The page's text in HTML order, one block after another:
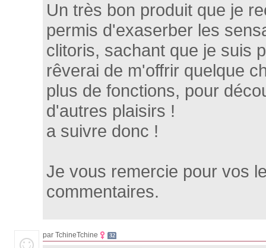
Un très bon produit que je
permis d'exaserber les
clitoris, sachant que je suis
rêverai de m'offrir quelque
plus de fonctions, pour
d'autres plaisirs !
a suivre donc !
Je vous remercie pour vos
commentaires.
par TchineTchine 32